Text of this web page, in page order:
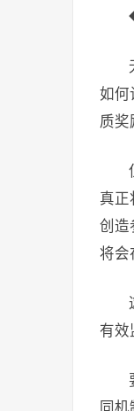
如何
质奖
真正
创造
将会
有效
同